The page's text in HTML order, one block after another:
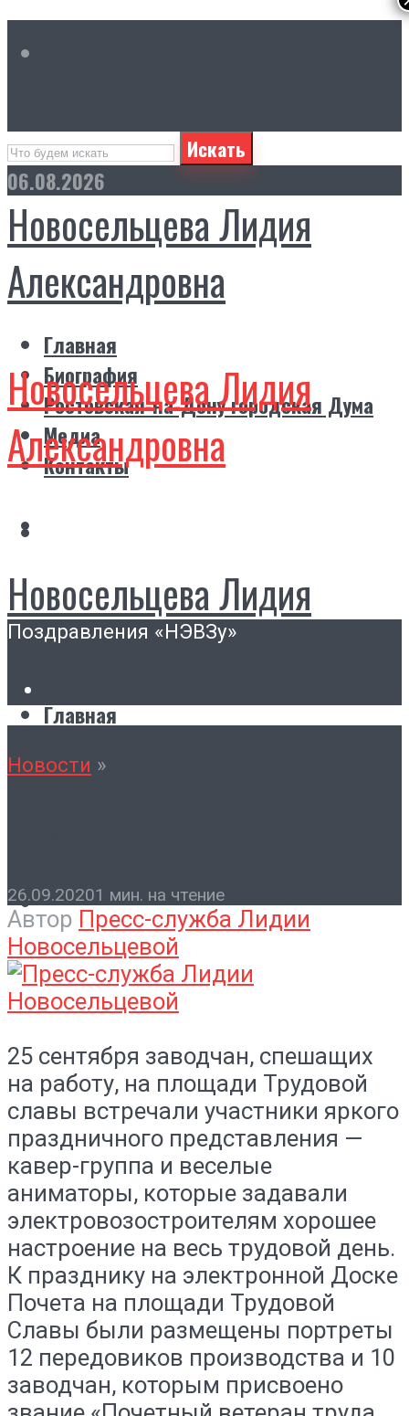
Искать
06.08.2026
Новосельцева Лидия
Александровна
Главная
Биография
Ростовская-на-Дону городская Дума
Медиа
Контакты
Новосельцева Лидия
Александровна
Новосельцева Лидия
Александровна
Главная
Ростовская-на-Дону городская Дума
Поздравления «НЭВЗу»
Новости »
26.09.20201 мин. на чтение
Автор Пресс-служба Лидии
Новосельцевой
25 сентября заводчан, спешащих
на работу, на площади Трудовой
славы встречали участники яркого
праздничного представления —
кавер-группа и веселые
аниматоры, которые задавали
электровозостроителям хорошее
настроение на весь трудовой день.
К празднику на электронной Доске
Почета на площади Трудовой
Славы были размещены портреты
12 передовиков производства и 10
заводчан, которым присвоено